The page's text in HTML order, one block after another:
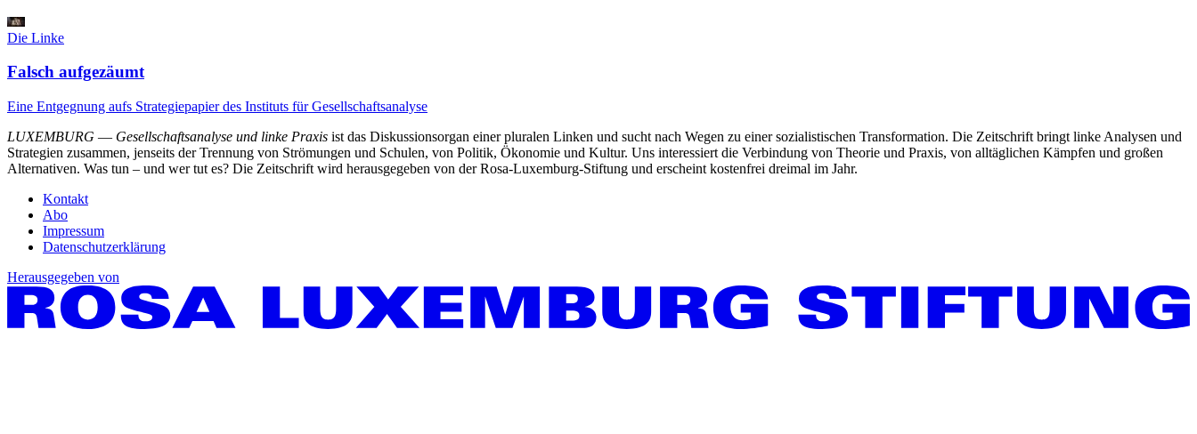
Die Linke
Falsch aufgezäumt
Eine Entgegnung aufs Strategiepapier des Instituts für Gesellschaftsanalyse
LUXEMBURG — Gesellschaftsanalyse und linke Praxis ist das Diskussionsorgan einer pluralen Linken und sucht nach Wegen zu einer sozialistischen Transformation. Die Zeitschrift bringt linke Analysen und
Strategien zusammen, jenseits der Trennung von Strömungen und Schulen, von Politik, Ökonomie und Kultur. Uns interessiert die Verbindung von Theorie und Praxis, von alltäglichen Kämpfen und großen
Alternativen. Was tun – und wer tut es? Die Zeitschrift wird herausgegeben von der Rosa-Luxemburg-Stiftung und erscheint kostenfrei dreimal im Jahr.
Kontakt
Abo
Impressum
Datenschutzerklärung
Herausgegeben von